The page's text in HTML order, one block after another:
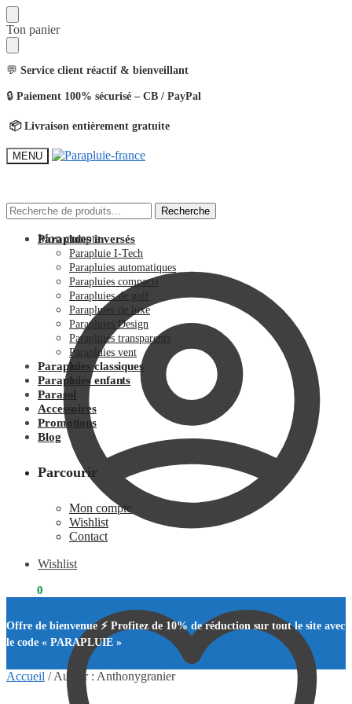
Ton panier
💬 Service client réactif & bienveillant
🔒 Paiement 100% sécurisé – CB / PayPal
📦 Livraison entièrement gratuite
MENU
Recherche
Mon compte
Wishlist
Recherche
Parapluies inversés
Parapluie I-Tech
Parapluies automatiques
Parapluies compacts
Parapluies de golf
Parapluies de luxe
Parapluies Design
Parapluies transparents
Parapluies vent
Parapluies classiques
Parapluies enfants
Parasol
Accessoires
Promotions
Blog
Parcourir
Mon compte
Wishlist
Contact
0
Offre de bienvenue ⚡ Profitez de 10% de réduction sur tout le site avec
le code « PARAPLUIE »
Accueil /Auteur : Anthonygranier